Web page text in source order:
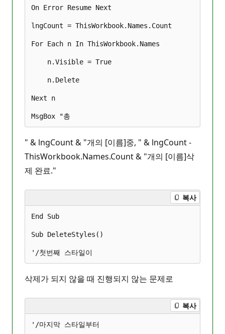
On Error Resume Next
lngCount = ThisWorkbook.Names.Count
For Each n In ThisWorkbook.Names
n.Visible = True
n.Delete
Next n
" & lngCount & "개의 [이름]중, " & lngCount -
ThisWorkbook.Names.Count & "개의 [이름]삭
제 완료."
복사
End Sub
Sub DeleteStyles()
삭제가 되지 않을 때 진행되지 않는 문제로
복사